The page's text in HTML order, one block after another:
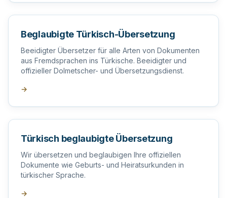
Beglaubigte Türkisch-Übersetzung
Beeidigter Übersetzer für alle Arten von Dokumenten
aus Fremdsprachen ins Türkische. Beeidigter und
offizieller Dolmetscher- und Übersetzungsdienst.
→
Türkisch beglaubigte Übersetzung
Wir übersetzen und beglaubigen Ihre offiziellen
Dokumente wie Geburts- und Heiratsurkunden in
türkischer Sprache.
→